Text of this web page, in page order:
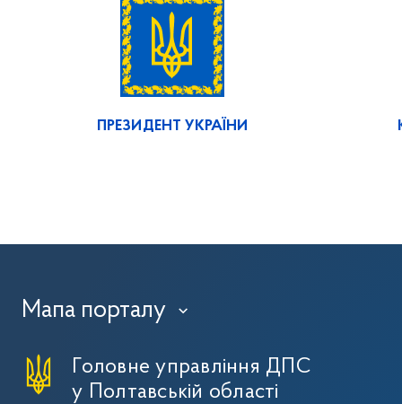
ПРЕЗИДЕНТ УКРАЇНИ
Мапа порталу ›
Головне управління ДПС
у Полтавській області